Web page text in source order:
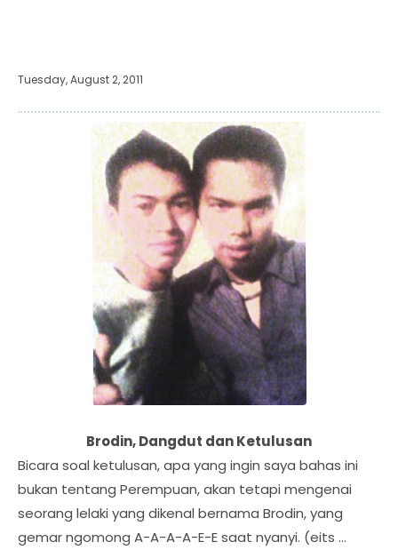
Tuesday, August 2, 2011
Brodin, Dangdut dan Ketulusan
Bicara soal ketulusan, apa yang ingin saya bahas ini
bukan tentang Perempuan, akan tetapi mengenai
seorang lelaki yang dikenal bernama Brodin, yang
gemar ngomong A-A-A-A-E-E saat nyanyi. (eits …